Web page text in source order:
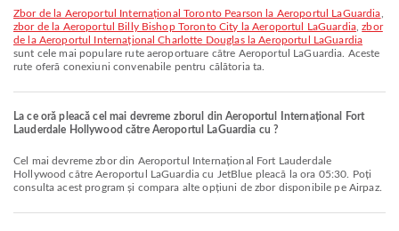
zbor de la Aeroportul Internațional Toronto Pearson la Aeroportul LaGuardia
zbor de la Aeroportul Billy Bishop Toronto City la Aeroportul LaGuardia,zbor
de la Aeroportul Internațional Charlotte Douglas la Aeroportul LaGuardia
sunt cele mai populare rute aeroportuare către Aeroportul LaGuardia. Aceste
rute oferă conexiuni convenabile pentru călătoria ta.
La ce oră pleacă cel mai devreme zborul din Aeroportul Internațional Fort
Lauderdale Hollywood către Aeroportul LaGuardia cu ?
Cel mai devreme zbor din Aeroportul Internațional Fort Lauderdale
Hollywood către Aeroportul LaGuardia cu JetBlue pleacă la ora 05:30. Poți
consulta acest program și compara alte opțiuni de zbor disponibile pe Airpaz.